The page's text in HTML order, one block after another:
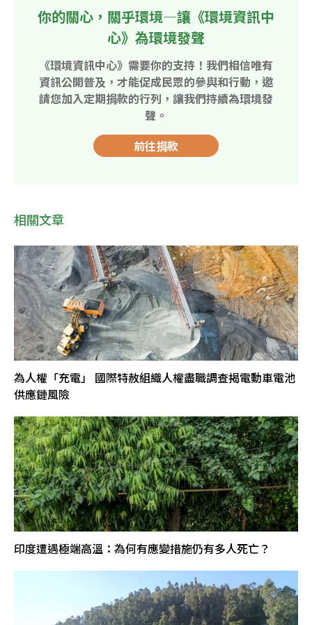
你的關心，關乎環境—讓《環境資訊中
心》為環境發聲
《環境資訊中心》需要你的支持！我們相信唯有
資訊公開普及，才能促成民眾的參與和行動，邀
請您加入定期捐款的行列，讓我們持續為環境發
聲。
前往捐款
相關文章
為人權「充電」 國際特赦組織人權盡職調查揭電動車電池
供應鏈風險
印度遭遇極端高溫：為何有應變措施仍有多人死亡？